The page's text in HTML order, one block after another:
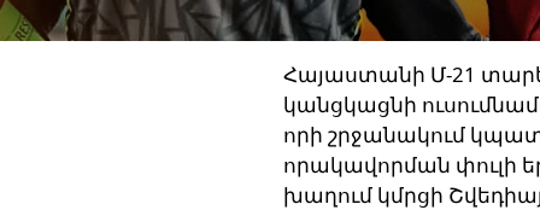
Հայաստանի Մ-21
կանցկացնի
որի շրջանակում
որակավորման փուլի
խաղում կմրցի